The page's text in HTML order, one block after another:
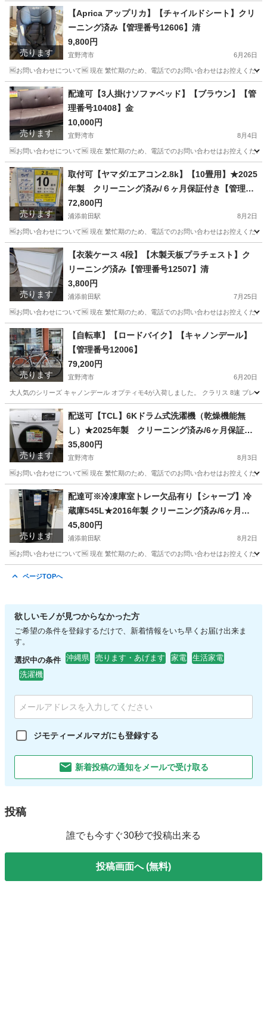
沖縄 宜野湾市 ニトリ
売ります
【Aprica アップリカ】【チャイルドシート】クリ
ーニング済み【管理番号12606】清
9,800円
宜野湾市 6月26日
🆖お問い合わせについて🆖 現在 繁忙期のため、電話でのお問い合わせはお控えくだ
沖縄 宜野湾市 ベビー用品
売ります
配達可【3人掛けソファベッド】【ブラウン】【管
理番号10408】金
10,000円
宜野湾市 8月4日
🆖お問い合わせについて🆖 現在 繁忙期のため、電話でのお問い合わせはお控えくだ
沖縄 宜野湾市 ソファ 商品
売ります
取付可【ヤマダ/エアコン2.8k】【10畳用】★2025
年製 クリーニング済み/６ヶ月保証付き【管理番
号10208】Y-28-0715 比
72,800円
浦添前田駅 8月2日
🆖お問い合わせについて🆖 現在 繁忙期のため、電話でのお問い合わせはお控えくだ
沖縄 浦添市 浦添前田駅 季節、空調家電 ヤマダ
売ります
【衣装ケース 4段】【木製天板プラチェスト】ク
リーニング済み【管理番号12507】清
3,800円
浦添前田駅 7月25日
🆖お問い合わせについて🆖 現在 繁忙期のため、電話でのお問い合わせはお控えくだ
沖縄 浦添市 浦添前田駅 収納家具 商品
売ります
【自転車】【ロードバイク】【キャノンデール】
【管理番号12006】
79,200円
宜野湾市 6月20日
大人気のシリーズ キャノンデール オプティモ4が入荷しました。 クラリス 8速 ブレ
沖縄 宜野湾市 ロードバイク キャノンデール
売ります
配送可【TCL】6Kドラム式洗濯機（乾燥機能無
し）★2025年製 クリーニング済み/6ヶ月保証付
き【管理番号10308】佐
35,800円
宜野湾市 8月3日
🆖お問い合わせについて🆖 現在 繁忙期のため、電話でのお問い合わせはお控えくだ
沖縄 宜野湾市 生活家電 TCL
売ります
配達可※冷凍庫室トレー欠品有り【シャープ】冷
蔵庫545L★2016年製 クリーニング済み/6ヶ月保
証付き【管理番号10208】横
45,800円
浦添前田駅 8月2日
🆖お問い合わせについて🆖 現在 繁忙期のため、電話でのお問い合わせはお控えくだ
ページTOPへ
欲しいモノが見つからなかった方
ご希望の条件を登録するだけで、新着情報をいち早くお届け出来ま
す。
選択中の条件 沖縄県 売ります・あげます 家電
生活家電
洗濯機
ジモティーメルマガにも登録する
新着投稿の通知をメールで受け取る
投稿
誰でも今すぐ30秒で投稿出来る
投稿画面へ (無料)